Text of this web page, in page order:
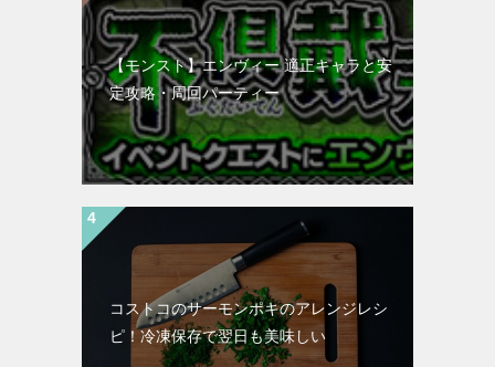
【モンスト】エンヴィー 適正キャラと安
定攻略・周回パーティー
コストコのサーモンポキのアレンジレシ
ピ！冷凍保存で翌日も美味しい